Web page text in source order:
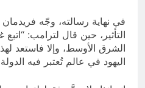
في نهاية رسالته، وجّه فريدمان
التأثير، حين قال لترامب:
الشرق الأوسط، وإلا فاستعد
اليهود في عالم تُعتبر فيه الدولة